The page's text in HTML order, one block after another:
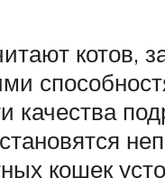
котов,
качества
кошек